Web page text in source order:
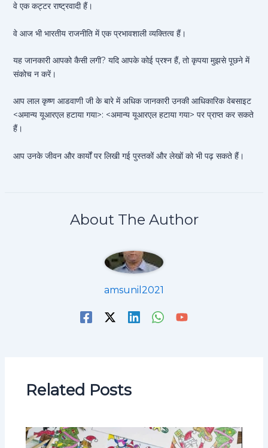
वे एक कट्टर राष्ट्रवादी हैं।
वे आज भी भारतीय राजनीति में एक प्रभावशाली व्यक्तित्व हैं।
यह जानकारी आपको कैसी लगी? यदि आपके कोई प्रश्न हैं, तो कृपया मुझसे पूछने में
संकोच न करें।
आप लाल कृष्ण आडवाणी जी के बारे में अधिक जानकारी उनकी आधिकारिक वेबसाइट
<अमान्य यूआरएल हटाया गया>: <अमान्य यूआरएल हटाया गया> पर प्राप्त कर सकते
हैं।
आप उनके जीवन और कार्यों पर लिखी गई पुस्तकों और लेखों को भी पढ़ सकते हैं।
About The Author
amsunil2021
Related Posts